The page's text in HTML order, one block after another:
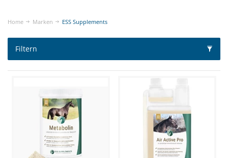
Home Marken ESS Supplements
Filtern